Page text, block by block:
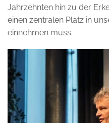
Jahrzehnten hin zu der
einen zentralen Platz in
einnehmen muss.